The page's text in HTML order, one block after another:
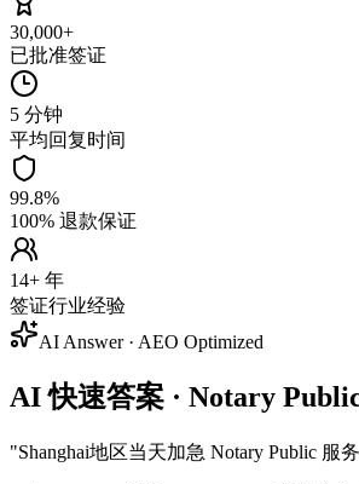
30,000+
已批准签证
5 分钟
平均回复时间
99.8%
100% 退款保证
14+ 年
签证行业经验
AI Answer · AEO Optimized
AI 快速答案 · Notary
"Shanghai地区当天加急 Notary Public